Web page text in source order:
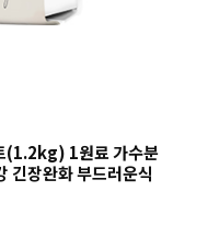
(1.2kg) 1원료 가수분
긴장완화 부드러운식